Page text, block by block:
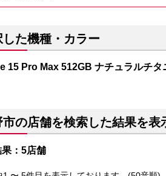
した機種・カラー
15 Pro Max 512GB ナチュラルチタ
市の店舗を検索した結果を表
：5店舗